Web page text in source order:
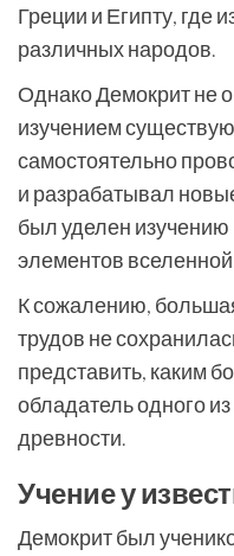
Греции и Египту, где
различных народов.
Однако Демокрит не
изучением
самостоятельно
и разрабатывал
был уделен
элементов
К сожалению,
трудов не
представить, каким
обладатель одного
древности.
Учение у
Демокрит был